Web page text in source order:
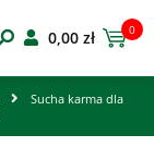
0,00 zł 0
Sucha karma dla